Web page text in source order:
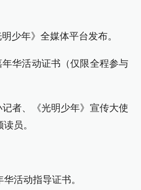
少年》全媒体平台发布。
华活动证书（仅限全程参与
者、《光明少年》宣传大使
员。
活动指导证书。